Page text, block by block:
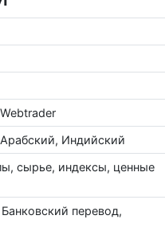
Индийский
сырье, индексы, ценные
перевод,